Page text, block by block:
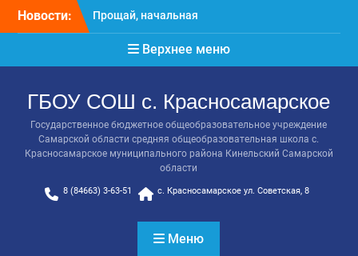
Новости:
школа!
Расписание консультаций
выпускников 9 класса
Класс года
Онлайн-урок от Академии
ТОП «Ребёнок не прошёл
на бюджет. Как получить
господдержку и
сохранить семейный
бюджет»
Верхнее меню
ГБОУ СОШ с. Красносамарское
Государственное бюджетное общеобразовательное учреждение
Самарской области средняя общеобразовательная школа с.
Красносамарское муниципального района Кинельский Самарской
области
8 (84663) 3-63-51 с. Красносамарское ул. Советская, 8
Меню